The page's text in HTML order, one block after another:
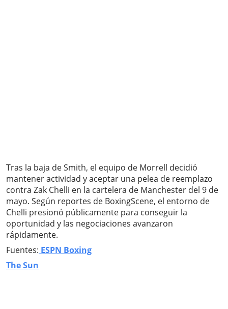
Tras la baja de Smith, el equipo de Morrell decidió
mantener actividad y aceptar una pelea de reemplazo
contra Zak Chelli en la cartelera de Manchester del 9 de
mayo. Según reportes de BoxingScene, el entorno de
Chelli presionó públicamente para conseguir la
oportunidad y las negociaciones avanzaron
rápidamente.
Fuentes: ESPN Boxing
The Sun